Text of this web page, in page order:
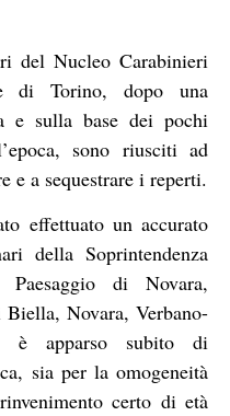
del Nucleo Carabinieri
di Torino, dopo una
e sulla base dei pochi
sono riusciti ad
e a sequestrare i reperti.
effettuato un accurato
della Soprintendenza
di Novara,
Novara, Verbano-
è apparso subito di
sia per la omogeneità
certo di età